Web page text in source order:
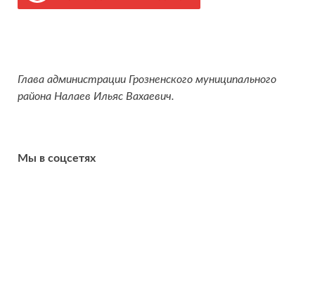
Глава администрации Грозненского муниципального
района Налаев Ильяс Вахаевич.
Мы в соцсетях